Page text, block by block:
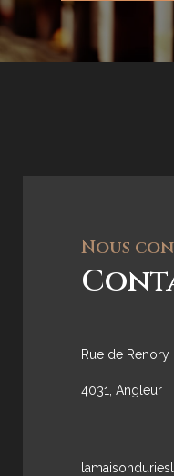
Nous
Rue de Renory
4031, Angleur